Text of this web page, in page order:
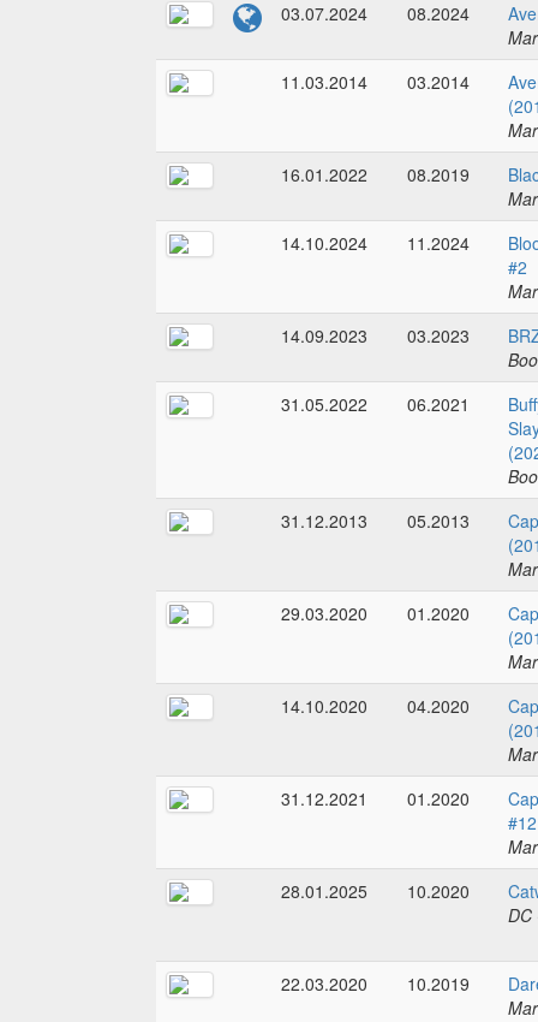
03.07.2024
08.2024
11.03.2014
03.2014
16.01.2022
08.2019
14.10.2024
11.2024
#2
14.09.2023
03.2023
31.05.2022
06.2021
31.12.2013
05.2013
29.03.2020
01.2020
14.10.2020
04.2020
31.12.2021
01.2020
#12
28.01.2025
10.2020
DC
22.03.2020 10.2019